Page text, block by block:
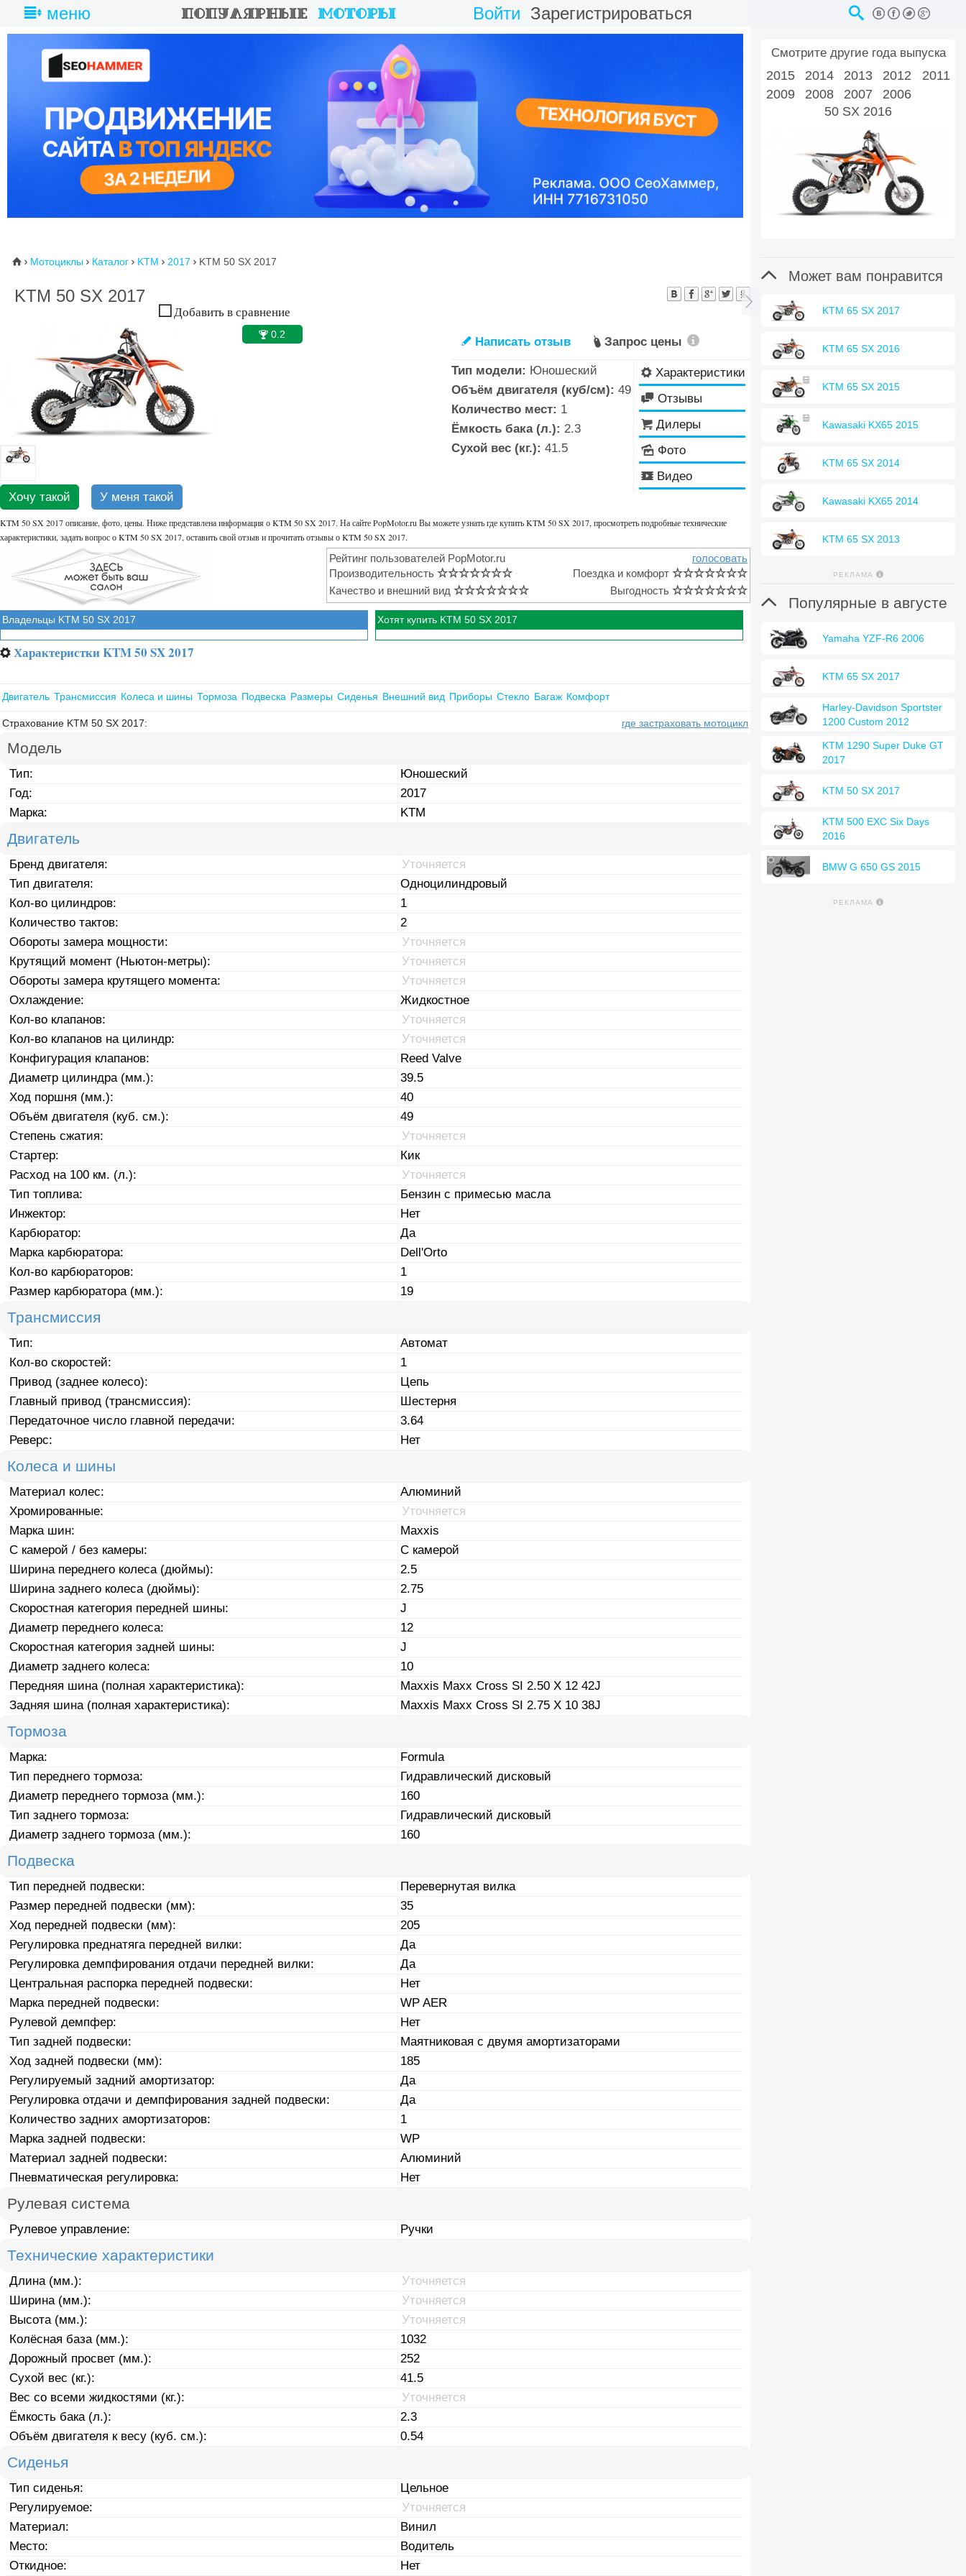
меню Войти Зарегистрироваться
⌂  Мотоциклы  Каталог  KTM  2017  KTM 50 SX 2017
KTM 50 SX 2017
Добавить в сравнение
Хочу такой У меня такой
🏆 0.2
✎ Написать отзыв  Запрос цены
Тип модели: Юношеский
Объём двигателя (куб/см): 49
Количество мест: 1
Ёмкость бака (л.): 2.3
Сухой вес (кг.): 41.5
⚙ Характеристики
 Отзывы
 Дилеры
🌄 Фото
🎬 Видео
KTM 50 SX 2017 описание, фото, цены. Ниже представлена информация о KTM 50 SX 2017. На сайте PopMotor.ru Вы можете узнать где купить KTM 50 SX 2017, просмотреть подробные технические
характеристики, задать вопрос о KTM 50 SX 2017, оставить свой отзыв и прочитать отзывы о KTM 50 SX 2017.
Рейтинг пользователей PopMotor.ru
голосовать
Производительность ☆☆☆☆☆☆☆
Качество и внешний вид ☆☆☆☆☆☆☆
Поездка и комфорт ☆☆☆☆☆☆☆
Выгодность ☆☆☆☆☆☆☆
Владельцы KTM 50 SX 2017 Хотят купить KTM 50 SX 2017
⚙ Характеристки KTM 50 SX 2017
Двигатель Трансмиссия Колеса и шины Тормоза Подвеска Размеры Сиденья Внешний вид Приборы Стекло Багаж Комфорт
Страхование KTM 50 SX 2017: где застраховать мотоцикл
Модель
Тип:
Юношеский
Год:
2017
Марка:
KTM
Двигатель
Бренд двигателя:
Уточняется
Тип двигателя:
Одноцилиндровый
Кол-во цилиндров:
1
Количество тактов:
2
Обороты замера мощности:
Уточняется
Крутящий момент (Ньютон-метры):
Уточняется
Обороты замера крутящего момента:
Уточняется
Охлаждение:
Жидкостное
Кол-во клапанов:
Уточняется
Кол-во клапанов на цилиндр:
Уточняется
Конфигурация клапанов:
Reed Valve
Диаметр цилиндра (мм.):
39.5
Ход поршня (мм.):
40
Объём двигателя (куб. см.):
49
Степень сжатия:
Уточняется
Стартер:
Кик
Расход на 100 км. (л.):
Уточняется
Тип топлива:
Бензин с примесью масла
Инжектор:
Нет
Карбюратор:
Да
Марка карбюратора:
Dell'Orto
Кол-во карбюраторов:
1
Размер карбюратора (мм.):
19
Трансмиссия
Тип:
Автомат
Кол-во скоростей:
1
Привод (заднее колесо):
Цепь
Главный привод (трансмиссия):
Шестерня
Передаточное число главной передачи:
3.64
Реверс:
Нет
Колеса и шины
Материал колес:
Алюминий
Хромированные:
Уточняется
Марка шин:
Maxxis
С камерой / без камеры:
С камерой
Ширина переднего колеса (дюймы):
2.5
Ширина заднего колеса (дюймы):
2.75
Скоростная категория передней шины:
J
Диаметр переднего колеса:
12
Скоростная категория задней шины:
J
Диаметр заднего колеса:
10
Передняя шина (полная характеристика):
Maxxis Maxx Cross SI 2.50 X 12 42J
Задняя шина (полная характеристика):
Maxxis Maxx Cross SI 2.75 X 10 38J
Тормоза
Марка:
Formula
Тип переднего тормоза:
Гидравлический дисковый
Диаметр переднего тормоза (мм.):
160
Тип заднего тормоза:
Гидравлический дисковый
Диаметр заднего тормоза (мм.):
160
Подвеска
Тип передней подвески:
Перевернутая вилка
Размер передней подвески (мм):
35
Ход передней подвески (мм):
205
Регулировка преднатяга передней вилки:
Да
Регулировка демпфирования отдачи передней вилки:
Да
Центральная распорка передней подвески:
Нет
Марка передней подвески:
WP AER
Рулевой демпфер:
Нет
Тип задней подвески:
Маятниковая с двумя амортизаторами
Ход задней подвески (мм):
185
Регулируемый задний амортизатор:
Да
Регулировка отдачи и демпфирования задней подвески:
Да
Количество задних амортизаторов:
1
Марка задней подвески:
WP
Материал задней подвески:
Алюминий
Пневматическая регулировка:
Нет
Рулевая система
Рулевое управление: Ручки
Технические характеристики
Длина (мм.):
Уточняется
Ширина (мм.):
Уточняется
Высота (мм.):
Уточняется
Колёсная база (мм.):
1032
Дорожный просвет (мм.):
252
Сухой вес (кг.):
41.5
Вес со всеми жидкостями (кг.):
Уточняется
Ёмкость бака (л.):
2.3
Объём двигателя к весу (куб. см.):
0.54
Сиденья
Тип сиденья:
Цельное
Регулируемое:
Уточняется
Материал:
Винил
Место:
Водитель
Откидное:
Нет

Смотрите другие года выпуска
50 SX 2016
2015 2014 2013 2012
2011
2009
2008 2007 2006
 Может вам понравится
KTM 65 SX 2017
KTM 65 SX 2016
KTM 65 SX 2015
Kawasaki KX65 2015
KTM 65 SX 2014
Kawasaki KX65 2014
KTM 65 SX 2013
РЕКЛАМА
 Популярные в августе
Yamaha YZF-R6 2006
KTM 65 SX 2017
Harley-Davidson Sportster
1200 Custom 2012
KTM 1290 Super Duke GT
2017
KTM 50 SX 2017
KTM 500 EXC Six Days
2016
BMW G 650 GS 2015
РЕКЛАМА